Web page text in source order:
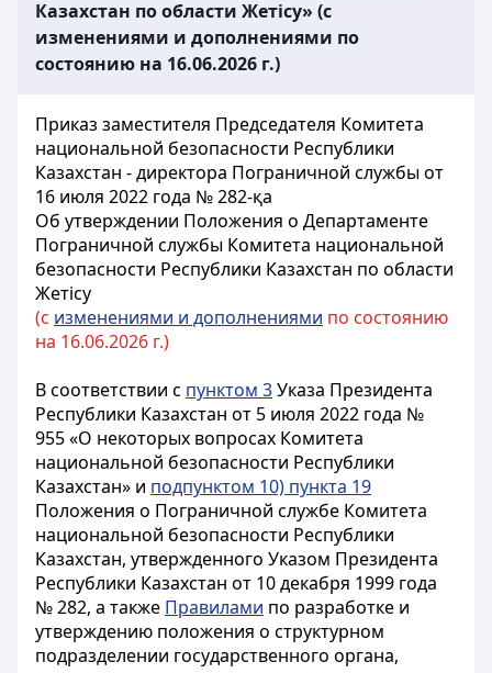
Казахстан по области Жетісу» (с
изменениями и дополнениями по
состоянию на 16.06.2026 г.)
Приказ заместителя Председателя Комитета
национальной безопасности Республики
Казахстан - директора Пограничной службы от
16 июля 2022 года № 282-қа
Об утверждении Положения о Департаменте
Пограничной службы Комитета национальной
безопасности Республики Казахстан по области
Жетісу
(с изменениями и дополнениями по состоянию
на 16.06.2026 г.)
В соответствии с пунктом 3Указа Президента
Республики Казахстан от 5 июля 2022 года №
955 «О некоторых вопросах Комитета
национальной безопасности Республики
Казахстан» и подпунктом 10) пункта 19
Положения о Пограничной службе Комитета
национальной безопасности Республики
Казахстан, утвержденного Указом Президента
Республики Казахстан от 10 декабря 1999 года
№ 282, а также Правилами по разработке и
утверждению положения о структурном
подразделении государственного органа,